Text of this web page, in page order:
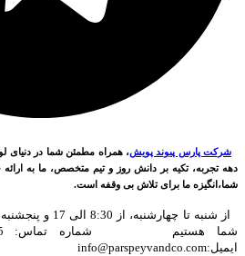
شرکت پارس پیوند پویش، همراه مطمئن شما در دنیای
دهه تجربه، تکیه بر دانش روز و تیم متخصص، ما به ارائه
شما،انگیزه ما برای تلاش بی وقفه است.
ایمیل:info@parspeyvandco.com